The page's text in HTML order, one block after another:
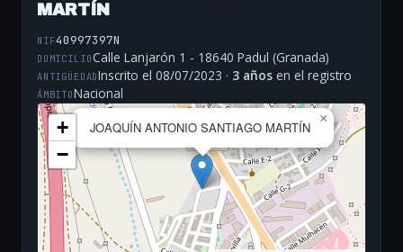
MARTÍN
NIF40997397N
DOMICILIOCalle Lanjarón 1 - 18640 Padul (Granada)
ANTIGÜEDADInscrito el 08/07/2023 · 3 años en el registro
ÁMBITONacional
JOAQUÍN ANTONIO SANTIAGO MARTÍN
×
+
−